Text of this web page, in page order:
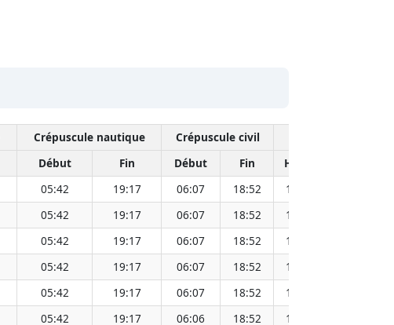
Crépuscule nautique Crépuscule civil
Début Fin Début Fin Heure
05:42 19:17 06:07 18:52
12:30
05:42 19:17 06:07 18:52
12:29
05:42 19:17 06:07 18:52
12:29
05:42 19:17 06:07 18:52
12:29
05:42 19:17 06:07 18:52
12:29
05:42 19:17 06:06 18:52
12:29